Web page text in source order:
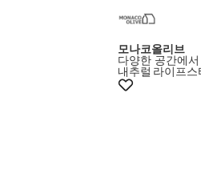
모나코올리브
다양한 공간에
내추럴 라이프스